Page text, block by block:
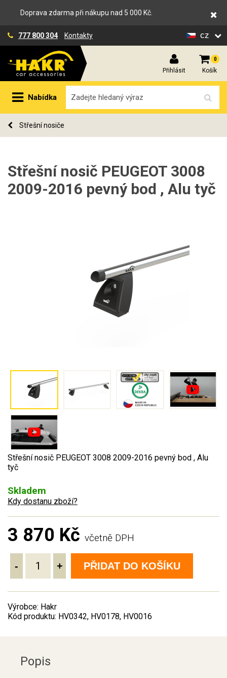
Doprava zdarma při nákupu nad 5 000 Kč.
777 800 304 Kontakty cz
Přihlásit
0
Košík
Nabídka
Střešní nosiče
Střešní nosič PEUGEOT 3008
2009-2016 pevný bod , Alu tyč
Střešní nosič PEUGEOT 3008 2009-2016 pevný bod , Alu
tyč
Skladem
Kdy dostanu zboží?
3 870 Kč včetně DPH
- + PŘIDAT DO KOŠÍKU
Výrobce: Hakr
Kód produktu: HV0342, HV0178, HV0016
Popis